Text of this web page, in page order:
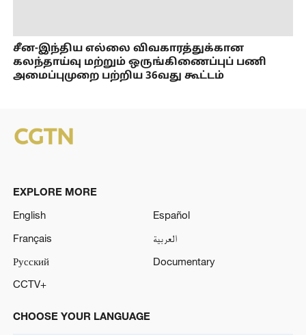
சீன-இந்திய எல்லை விவகாரத்துக்கான
கலந்தாய்வு மற்றும் ஒருங்கிணைப்புப் பணி
அமைப்புமுறை பற்றிய 36வது கூட்டம்
EXPLORE MORE
English
Español
Français
العربية
Русский
Documentary
CCTV+
CHOOSE YOUR LANGUAGE